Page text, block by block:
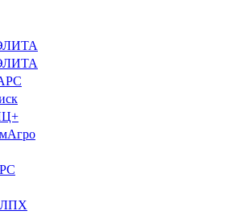
ЛПХ